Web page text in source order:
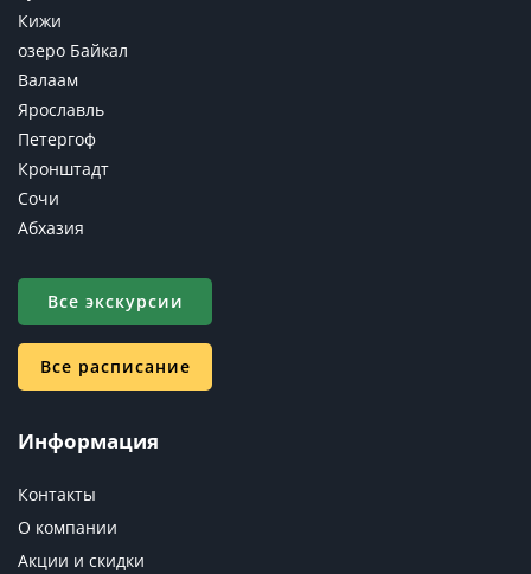
Кижи
озеро Байкал
Валаам
Ярославль
Петергоф
Кронштадт
Сочи
Абхазия
Все экскурсии
Все расписание
Информация
Контакты
О компании
Акции и скидки